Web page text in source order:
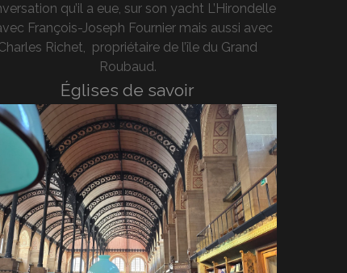
qu’il a eue, sur son yacht L’Hirondelle
François-Joseph Fournier mais aussi avec
Richet, propriétaire de l’île du Grand
Roubaud.
Églises de savoir